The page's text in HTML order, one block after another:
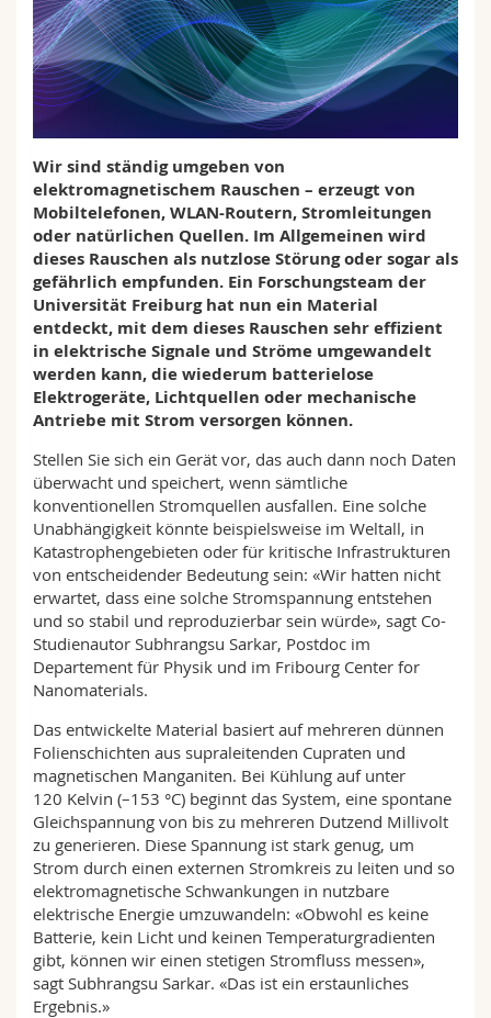
Math.-Nat. und Med. Fak.
Interfakultär
Mitarbeitende
Doktorierende
Webmail
Vorlesungsverzeichnis
MyUnifr
Wir sind ständig umgeben von
elektromagnetischem Rauschen – erzeugt von
Mobiltelefonen, WLAN-Routern, Stromleitungen
oder natürlichen Quellen. Im Allgemeinen wird
dieses Rauschen als nutzlose Störung oder sogar als
gefährlich empfunden. Ein Forschungsteam der
Universität Freiburg hat nun ein Material
entdeckt, mit dem dieses Rauschen sehr effizient
in elektrische Signale und Ströme umgewandelt
werden kann, die wiederum batterielose
Elektrogeräte, Lichtquellen oder mechanische
Antriebe mit Strom versorgen können.
Stellen Sie sich ein Gerät vor, das auch dann noch Daten
überwacht und speichert, wenn sämtliche
konventionellen Stromquellen ausfallen. Eine solche
Unabhängigkeit könnte beispielsweise im Weltall, in
Katastrophengebieten oder für kritische Infrastrukturen
von entscheidender Bedeutung sein: «Wir hatten nicht
erwartet, dass eine solche Stromspannung entstehen
und so stabil und reproduzierbar sein würde», sagt Co-
Studienautor Subhrangsu Sarkar, Postdoc im
Departement für Physik und im Fribourg Center for
Nanomaterials.
Das entwickelte Material basiert auf mehreren dünnen
Folienschichten aus supraleitenden Cupraten und
magnetischen Manganiten. Bei Kühlung auf unter
120 Kelvin (–153 °C) beginnt das System, eine spontane
Gleichspannung von bis zu mehreren Dutzend Millivolt
zu generieren. Diese Spannung ist stark genug, um
Strom durch einen externen Stromkreis zu leiten und so
elektromagnetische Schwankungen in nutzbare
elektrische Energie umzuwandeln: «Obwohl es keine
Batterie, kein Licht und keinen Temperaturgradienten
gibt, können wir einen stetigen Stromfluss messen»,
sagt Subhrangsu Sarkar. «Das ist ein erstaunliches
Ergebnis.»